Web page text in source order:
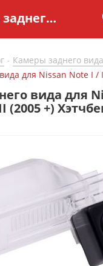
Камера заднего вида для Nissan Note I / II (2005 +) Хэтчбек - купить в СarBaza
- Камеры заднего вида
для Nissan Note I /
вида для
(2005 +)